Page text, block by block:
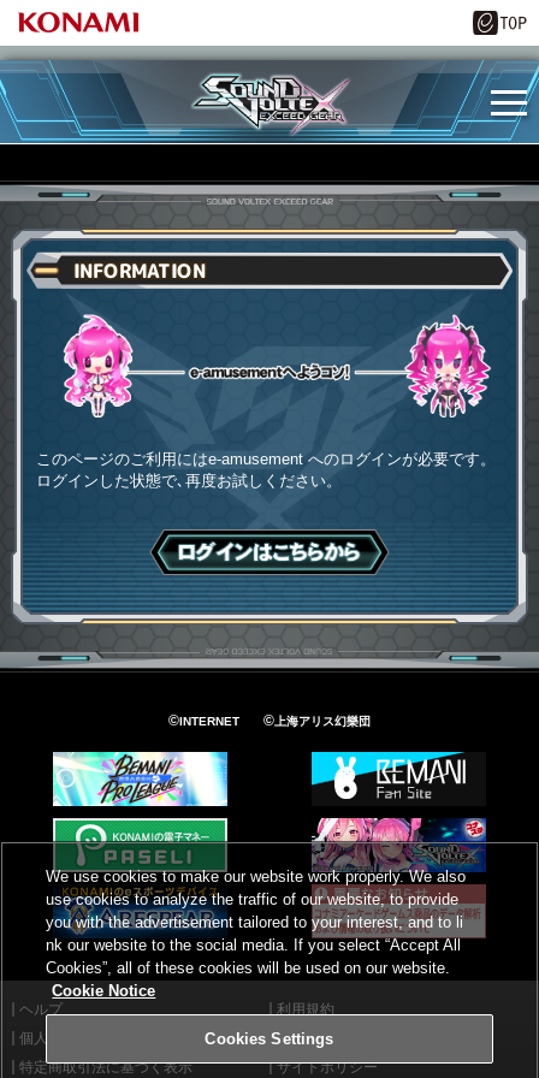
INFORMATION
このページのご利用にはe-amusement へのログインが必要です。
ログインした状態で､再度お試しください。
ログインはこちら
©INTERNET ©上海アリス幻樂団
ヘルプ
利用規約
個人情報等保護方針
外部送信について
特定商取引法に基づく表示
サイトポリシー
We use cookies to make our website work properly. We also
use cookies to analyze the traffic of our website, to provide
you with the advertisement tailored to your interest, and to li
nk our website to the social media. If you select “Accept All
Cookies”, all of these cookies will be used on our website.
Cookie Notice
Cookies Settings